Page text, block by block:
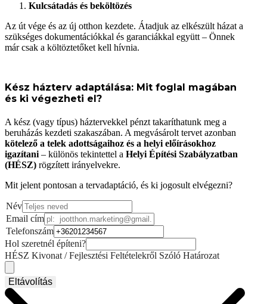
Kulcsátadás és beköltözés
Az út vége és az új otthon kezdete. Átadjuk az elkészült házat a
szükséges dokumentációkkal és garanciákkal együtt – Önnek
már csak a költöztetőket kell hívnia.
Kész házterv adaptálása: Mit foglal magában
és ki végezheti el?
A kész (vagy típus) háztervekkel pénzt takaríthatunk meg a
beruházás kezdeti szakaszában. A megvásárolt tervet azonban
kötelező a telek adottságaihoz és a helyi előírásokhoz
igazítani – különös tekintettel a Helyi Építési Szabályzatban
(HÉSZ) rögzített irányelvekre.
Mit jelent pontosan a tervadaptáció, és ki jogosult elvégezni?
Név
Email cím
Telefonszám
Hol szeretnél építeni?
HÉSZ Kivonat / Fejlesztési Feltételekről Szóló Határozat
Eltávolítás